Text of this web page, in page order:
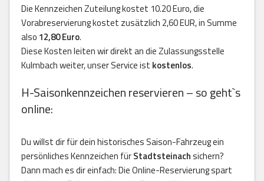
Die Kennzeichen Zuteilung kostet 10.20 Euro, die
Vorabreservierung kostet zusätzlich 2,60 EUR, in Summe
also 12,80 Euro.
Diese Kosten leiten wir direkt an die Zulassungsstelle
Kulmbach weiter, unser Service ist kostenlos.
H-Saisonkennzeichen reservieren – so geht`s
online:
Du willst dir für dein historisches Saison-Fahrzeug ein
persönliches Kennzeichen fürStadtsteinachsichern?
Dann mach es dir einfach: Die Online-Reservierung spart